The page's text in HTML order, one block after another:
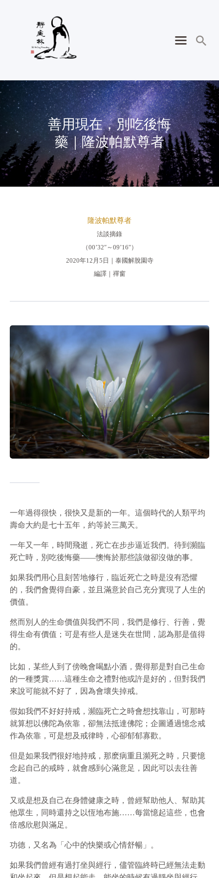
善用現在，別吃後悔
藥｜隆波帕默尊者
隆波帕默尊者
法談摘錄
（00’32″～09’16″）
2020年12月5日｜泰國解脫園寺
編譯｜禪窗
一年過得很快，很快又是新的一年。這個時代的人類平均
壽命大約是七十五年，約等於三萬天。
一年又一年，時間飛逝，死亡在步步逼近我們。待到瀕臨
死亡時，別吃後悔藥——懊悔於那些該做卻沒做的事。
如果我們用心且刻苦地修行，臨近死亡之時是沒有恐懼
的，我們會覺得自豪，並且滿意於自己充分實現了人生的
價值。
然而別人的生命價值與我們不同，我們是修行、行善，覺
得生命有價值；可是有些人是迷失在世間，認為那是值得
的。
比如，某些人到了傍晚會喝點小酒，覺得那是對自己生命
的一種獎賞……這種生命之禮對他或許是好的，但對我們
來說可能就不好了，因為會壞失掉戒。
假如我們不好好持戒，瀕臨死亡之時會想找靠山，可那時
就算想以佛陀為依靠，卻無法抵達佛陀；企圖通過憶念戒
作為依靠，可是想及戒律時，心卻郁郁寡歡。
但是如果我們很好地持戒，那麽病重且瀕死之時，只要憶
念起自己的戒時，就會感到心滿意足，因此可以去往善
道。
又或是想及自己在身體健康之時，曾經幫助他人、幫助其
他眾生，同時還持之以恆地布施……每當憶起這些，也會
倍感欣慰與滿足。
功德，又名為「心中的快樂或心情舒暢」。
如果我們曾經有過打坐與經行，儘管臨終時已經無法走動